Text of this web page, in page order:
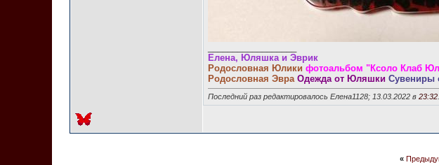
Елена, Юляшка и Эврик
Родословная Юлики фотоальбом "Ксоло Клаб
Родословная Эвра Одежда от Юляшки Сувениры
Последний раз редактировалось Елена1128; 13.03.2022 в 23:32
«